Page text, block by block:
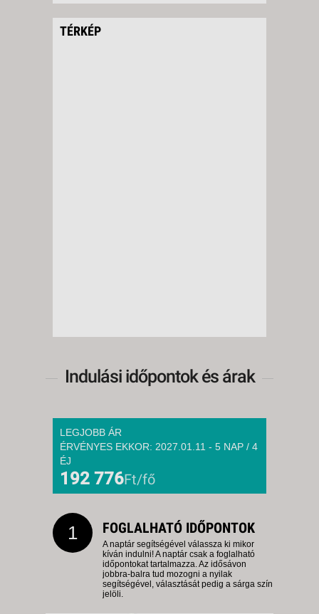
8 NAP / 7 ÉJSZAKA
2026. DECEMBER 04., PÉNTEK
2026. DECEMBER 07., HÉTFŐ -
2026. DECEMBER 08., KEDD -
8 NAP / 7 ÉJSZAKA
2026. DECEMBER 08., KEDD -
12 NAP / 11 ÉJSZAKA
5 NAP / 4 ÉJSZAKA
2026. DECEMBER 09., SZERDA
8 NAP / 7 ÉJSZAKA
2026. DECEMBER 11., PÉNTEK
TÉRKÉP
Indulási időpontok és árak
LEGJOBB ÁR
ÉRVÉNYES EKKOR: 2027.01.11 - 5 NAP / 4
ÉJ
192 776Ft/fő
1 FOGLALHATÓ IDŐPONTOK
A naptár segítségével válassza ki mikor
kíván indulni! A naptár csak a foglalható
időpontokat tartalmazza. Az idősávon
jobbra-balra tud mozogni a nyilak
segítségével, választását pedig a sárga szín
jelöli.